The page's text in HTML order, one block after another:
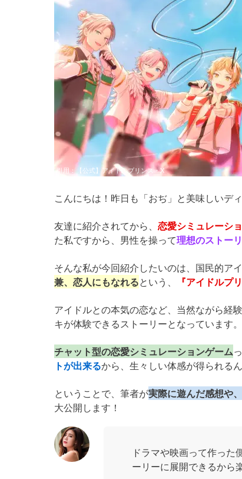
引用：【公式】アイドルプリンス・X
こんにちは！昨日も「おぢ」と美味しいデ
友達に紹介されてから、 恋愛シミュレーシ
た私ですから、男性を操って理想のストー
そんな私が今回紹介したいのは、国民的ア
兼、恋人にもなれるという、 『アイドルプ
アイドルとの本気の恋など、当然ながら経
キが体験できるストーリーとなっています。
チャット型の恋愛シミュレーションゲーム
トが出来るから、生々しい体感が得られる
ということで、筆者が実際に遊んだ感想や
大公開します！
ドラマや映画って作った
ーリーに展開できるから